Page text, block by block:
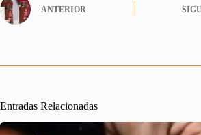
ANTERIOR
Entradas Relacionadas